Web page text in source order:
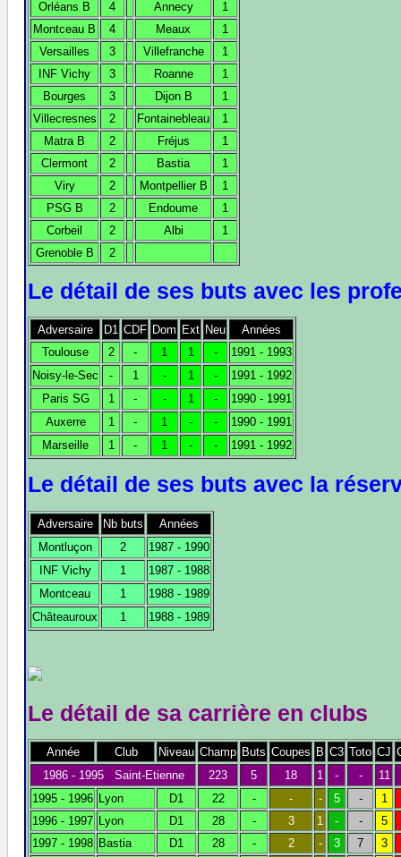
Orléans B 4 Annecy
1
Montceau B
4 Meaux
1
Versailles
3 Villefranche
1
INF Vichy
3 Roanne
1
Bourges
3 Dijon B
1
Villecresnes
2 Fontainebleau
1
Matra B
2 Fréjus
1
Clermont
2 Bastia
1
Viry
2 Montpellier B
1
PSG B
2 Endoume
1
Corbeil
2 Albi
1
Grenoble B
2
Le détail de ses buts avec les
Adversaire D1 CDF Dom Ext Neu
Années
Toulouse
2 - 1 1 -
1991 - 1993
Noisy-le-Sec
- 1 - 1 -
1991 - 1992
Paris SG
1 - - 1 -
1990 - 1991
Auxerre
1 - 1 - -
1990 - 1991
Marseille
1 - 1 - - 1991 - 1992
Le détail de ses buts avec la
Adversaire Nb buts
Années
Montluçon
2
1987 - 1990
INF Vichy
1
1987 - 1988
Montceau
1
1988 - 1989
Châteauroux
1 1988 - 1989
Le détail de sa carrière en clubs
Année Club Niveau Champ Buts Coupes B C3 Toto CJ
1986 - 1995 Saint-Etienne
223 5 18 1 - -
11
1995 - 1996
Lyon D1 22 - - - 5 -
1
1996 - 1997
Lyon D1 28 - 3 1 - -
5
1997 - 1998 Bastia D1 28 - 2 - 3 7
3